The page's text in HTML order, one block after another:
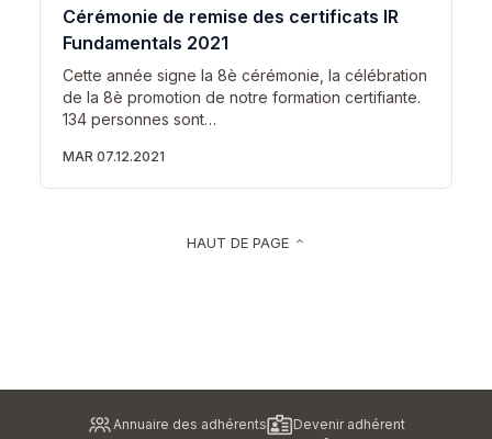
Cérémonie de remise des certificats IR
Fundamentals 2021
Cette année signe la 8è cérémonie, la célébration
de la 8è promotion de notre formation certifiante.
134 personnes sont…
MAR 07.12.2021
HAUT DE PAGE keyboard_arrow_up
Annuaire des adhérents
Devenir adhérent